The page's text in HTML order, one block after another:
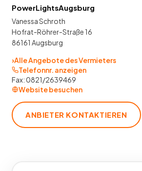
PowerLightsAugsburg
Vanessa Schroth
Hofrat-Röhrer-Straße 16
86161 Augsburg
›Alle Angebote des Vermieters
Telefonnr. anzeigen
Fax:0821/2639469
Website besuchen
ANBIETER KONTAKTIEREN